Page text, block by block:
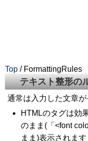
Top / FormattingRules
テキスト整形の
通常は入力した文章が
HTMLのタグは効
のまま(「<font
まま)表示されます